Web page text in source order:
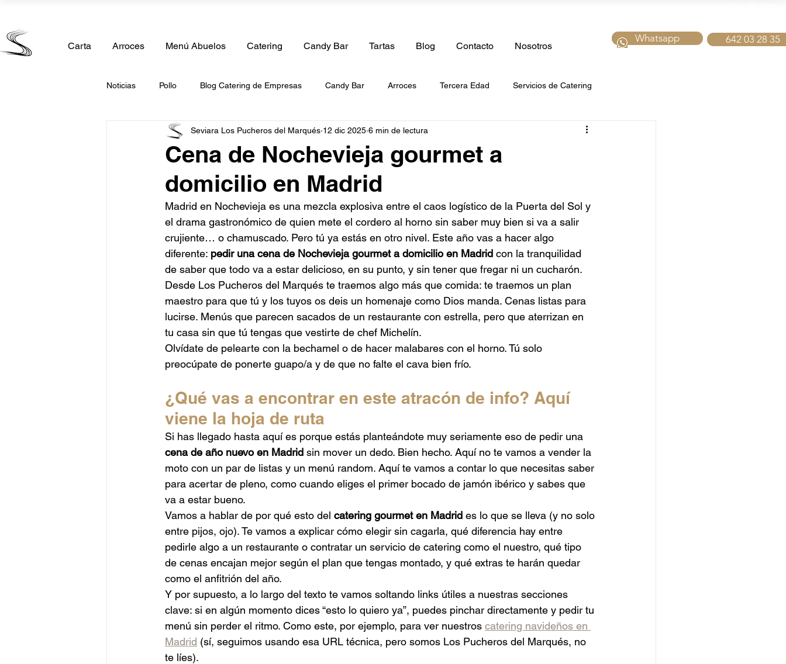
Carta Arroces Menú Abuelos Catering Candy Bar Tartas Blog Contacto Nosotros
642 03 28 35
Whatsapp
Noticias Pollo Blog Catering de Empresas Candy Bar Arroces Tercera Edad Servicios de Catering
Comida Casera Catering de boda Catering de Cumpleaños Catering de Bautizos
Catering Comunión Catering de Paellas Catering a Domicilio
Catering San Valentin Catering de Frutas Catering Vegano Catering Halal Catering para Hoteles
Catering Alta Gama Catering Mexicano Catering de Barbacoa Catering Baby Shower Catering de Hamburguesas
Catering Peruano Catering Japonés Catering para Graduaciones
Cena de Nochevieja gourmet a
domicilio en Madrid
Seviara Los Pucheros del Marqués 12 dic 2025 6 min de lectura
Madrid en Nochevieja es una mezcla explosiva entre el caos logístico de la Puerta del Sol y
el drama gastronómico de quien mete el cordero al horno sin saber muy bien si va a salir
crujiente… o chamuscado. Pero tú ya estás en otro nivel. Este año vas a hacer algo
diferente: pedir una cena de Nochevieja gourmet a domicilio en Madrid con la tranquilidad
de saber que todo va a estar delicioso, en su punto, y sin tener que fregar ni un cucharón.
Desde Los Pucheros del Marqués te traemos algo más que comida: te traemos un plan
maestro para que tú y los tuyos os deis un homenaje como Dios manda. Cenas listas para
lucirse. Menús que parecen sacados de un restaurante con estrella, pero que aterrizan en
tu casa sin que tú tengas que vestirte de chef Michelín.
Olvídate de pelearte con la bechamel o de hacer malabares con el horno. Tú solo
preocúpate de ponerte guapo/a y de que no falte el cava bien frío.
¿Qué vas a encontrar en este atracón de info? Aquí
viene la hoja de ruta
Si has llegado hasta aquí es porque estás planteándote muy seriamente eso de pedir una
cena de año nuevo en Madrid sin mover un dedo. Bien hecho. Aquí no te vamos a vender la
moto con un par de listas y un menú random. Aquí te vamos a contar lo que necesitas saber
para acertar de pleno, como cuando eliges el primer bocado de jamón ibérico y sabes que
va a estar bueno.
Vamos a hablar de por qué esto del catering gourmet en Madrid es lo que se lleva (y no solo
entre pijos, ojo). Te vamos a explicar cómo elegir sin cagarla, qué diferencia hay entre
pedirle algo a un restaurante o contratar un servicio de catering como el nuestro, qué tipo
de cenas encajan mejor según el plan que tengas montado, y qué extras te harán quedar
como el anfitrión del año.
Y por supuesto, a lo largo del texto te vamos soltando links útiles a nuestras secciones
clave: si en algún momento dices “esto lo quiero ya”, puedes pinchar directamente y pedir tu
menú sin perder el ritmo. Como este, por ejemplo, para ver nuestros catering navideños en
Madrid (sí, seguimos usando esa URL técnica, pero somos Los Pucheros del Marqués, no
te líes).